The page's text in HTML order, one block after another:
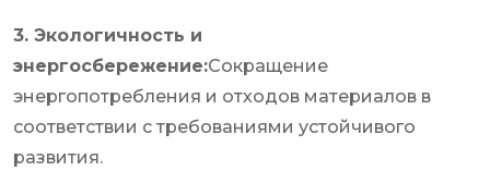
3. Экологичность и
энергосбережение:Сокращение
энергопотребления и отходов материалов в
соответствии с требованиями устойчивого
развития.